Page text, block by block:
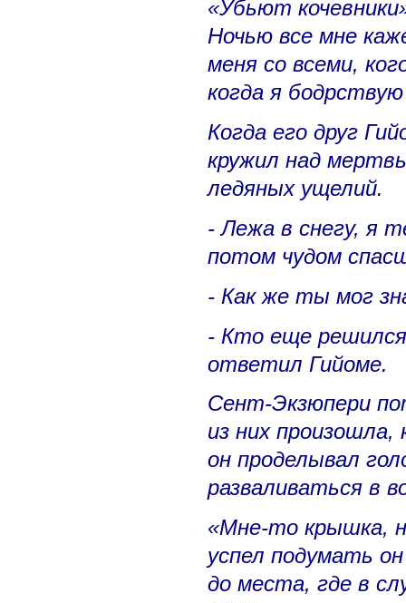
«Убьют
Ночью все мне
меня со всеми,
когда я
Когда его друг
кружил над
ледяных ущелий.
- Лежа в снегу, я
потом чудом
- Как же ты мог
- Кто еще
ответил Гийоме.
Сент-Экзюпери
из них произошла,
он проделывал
разваливаться в
«Мне-то крышка,
успел подумать
до места, где в